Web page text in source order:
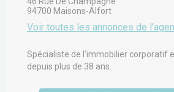
94700 Maisons-Alfort
Voir toutes les annonces de
Spécialiste de l'immobilier corporatif
depuis plus de 38 ans.